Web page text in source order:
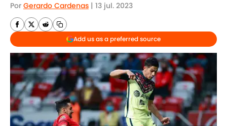
Por Gerardo Cardenas | 13 jul. 2023
Add us as a preferred source